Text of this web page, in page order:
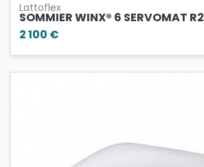
Lattoflex
SOMMIER WINX® 6 SERVOMAT R2
2 100 €